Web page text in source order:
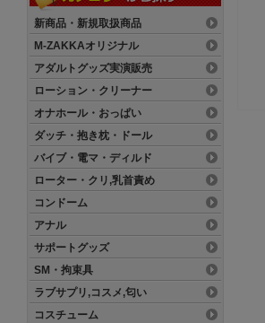
新商品・新規取扱商品
M-ZAKKAオリジナル
アダルトグッズ実演販売
ローション・クリーナー
オナホール・おっぱい
ダッチ・抱き枕・ドール
バイブ・電マ・ディルド
ローター・クリ,乳首責め
コンドーム
アナル
サポートグッズ
SM・拘束具
ラブサプリ,コスメ,匂い
コスチューム